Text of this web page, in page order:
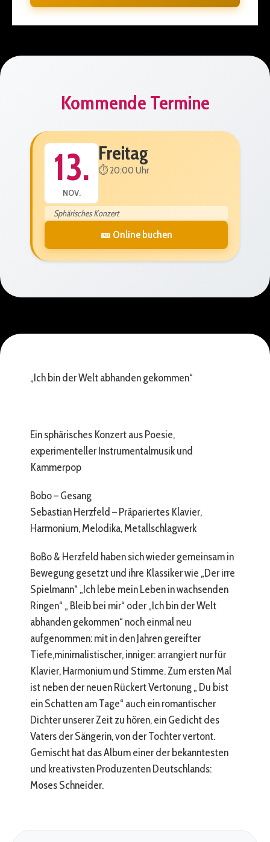
Kommende Termine
13.
NOV.
Freitag
⏱️ 20:00 Uhr
Sphärisches Konzert
🎫 Online buchen
„Ich bin der Welt abhanden gekommen“
Ein sphärisches Konzert aus Poesie,
experimenteller Instrumentalmusik und
Kammerpop
Bobo – Gesang
Sebastian Herzfeld – Präpariertes Klavier,
Harmonium, Melodika, Metallschlagwerk
BoBo & Herzfeld haben sich wieder gemeinsam in
Bewegung gesetzt und ihre Klassiker wie „Der irre
Spielmann“ „Ich lebe mein Leben in wachsenden
Ringen“ „ Bleib bei mir“ oder „Ich bin der Welt
abhanden gekommen“ noch einmal neu
aufgenommen: mit in den Jahren gereifter
Tiefe,minimalistischer, inniger: arrangiert nur für
Klavier, Harmonium und Stimme. Zum ersten Mal
ist neben der neuen Rückert Vertonung „ Du bist
ein Schatten am Tage“ auch ein romantischer
Dichter unserer Zeit zu hören, ein Gedicht des
Vaters der Sängerin, von der Tochter vertont.
Gemischt hat das Album einer der bekanntesten
und kreativsten Produzenten Deutschlands:
Moses Schneider.